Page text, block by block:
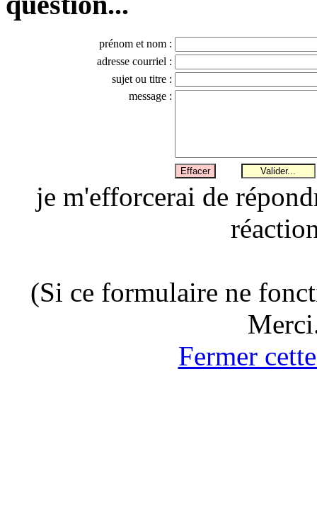
prénom et nom :
adresse courriel :
sujet ou titre :
message :
je m'efforcerai de
(Si ce formulaire ne
Fermer